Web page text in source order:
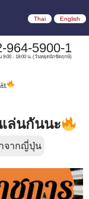
Thai English
964-5900-1
9:00 - 18:00 น. (วันหยุดนักขัตฤกษ์)
ะ
ล่นกันนะ
จากญี่ปุ่น